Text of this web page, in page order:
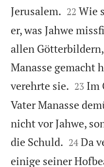
Jerusalem. 

22 Wie
er, was Jahwe
allen
Manasse gemacht
verehrte sie. 

23 Im
Vater Manasse
nicht vor Jahwe,
die Schuld. 

24 Da
einige seiner